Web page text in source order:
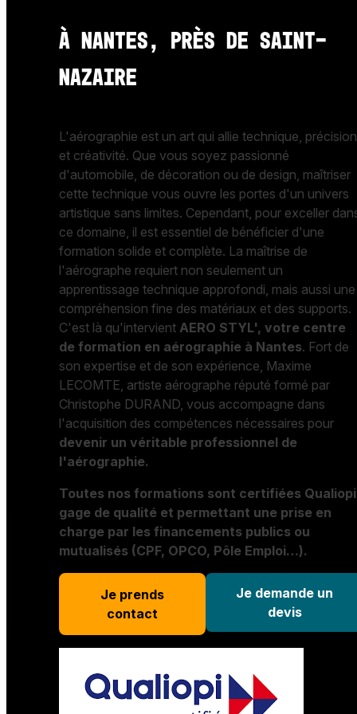
à Nantes, près de Saint-
Nazaire
L'aérographie est un art qui allie technique, précision
et créativité. Que vous soyez passionné
d'automobile, de décoration ou de design, maîtriser
cette technique vous ouvre les portes d'un univers
artistique sans limites. Cependant, pour exceller
ce domaine, il est essentiel de bénéficier d'une
formation solide et complète. La maîtrise de
l'aérographe requiert non seulement un
apprentissage technique approfondi, mais aussi une
compréhension fine des matériaux et des supports.
C'est là qu'intervient AERO STYL', votre centre
de formation en aérographie à Nantes. Fort de
son expertise et de son expérience, Maxime
LECOMTE, artiste aérographe réputé formé par
Christophe DURAND, vous accompagne dans
l'acquisition des compétences nécessaires pour
devenir un véritable professionnel de
l'aérographie.
Toutes nos formations sont certifiées
gage de qualité et permettant une prise en
charge par les financements publics ou
mutualisés (CPF, OPCO, Pôle Emploi…).
Je prends
contact
Je demande un
devis